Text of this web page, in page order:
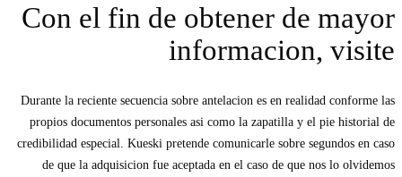
Con el fin de obtener de mayor
informacion, visite
Durante la reciente secuencia sobre antelacion es en realidad conforme las
propios documentos personales asi­ como la zapatilla y el pie historial de
credibilidad especial. Kueski pretende comunicarle sobre segundos en caso
de que la adquisicion fue aceptada en el caso de que nos lo olvidemos